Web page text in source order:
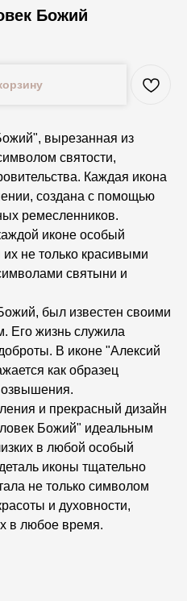
Божий
вырезанная из
святости,
Каждая икона
создана с помощью
ремесленников.
иконе особый
их не только красивыми
святыни и
был известен своими
Его жизнь служила
В иконе "Алексий
как образец
и прекрасный дизайн
Божий" идеальным
в любой особый
иконы тщательно
не только символом
и духовности,
в любое время.